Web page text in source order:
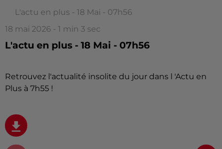
L'actu en plus - 18 Mai - 07h56
18 mai 2026 - 1 min 3 sec
L'actu en plus - 18 Mai - 07h56
Retrouvez l'actualité insolite du jour dans l 'Actu en
Plus à 7h55 !